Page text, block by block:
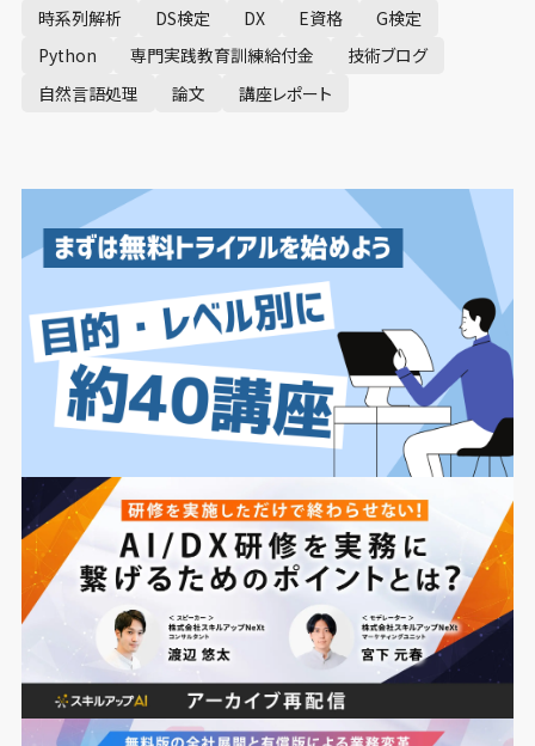
時系列解析
DS検定 DX E資格
G検定
Python
専門実践教育訓練給付金
技術ブログ
自然言語処理
論文 講座レポート